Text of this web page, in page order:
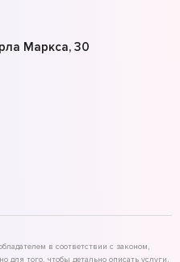
Маркса, 30
в соответствии с законом,
для того, чтобы детально описать услуги,